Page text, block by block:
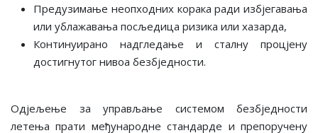
Предузимање неопходних корака ради избјегавања
или ублажавања посљедица ризика или хазарда,
Континуирано надгледање и сталну процјену
достигнутог нивоа безбједности.
Одјељење за управљање системом безбједности
летења прати међународне стандарде и препоручену